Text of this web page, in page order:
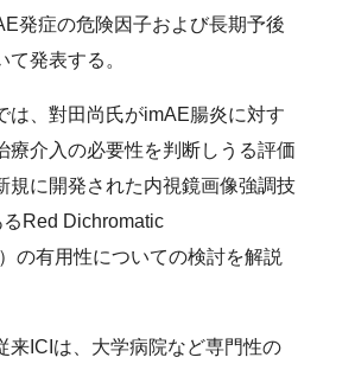
発症の危険因子および長期予後
て発表する。
、對田尚氏がimAE腸炎に対す
療介入の必要性を判断しうる評価
規に開発された内視鏡画像強調技
Red Dichromatic
の有用性についての検討を解説
ICIは、大学病院など専門性の